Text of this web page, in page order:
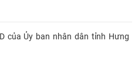
của Ủy ban nhân dân tỉnh Hưng